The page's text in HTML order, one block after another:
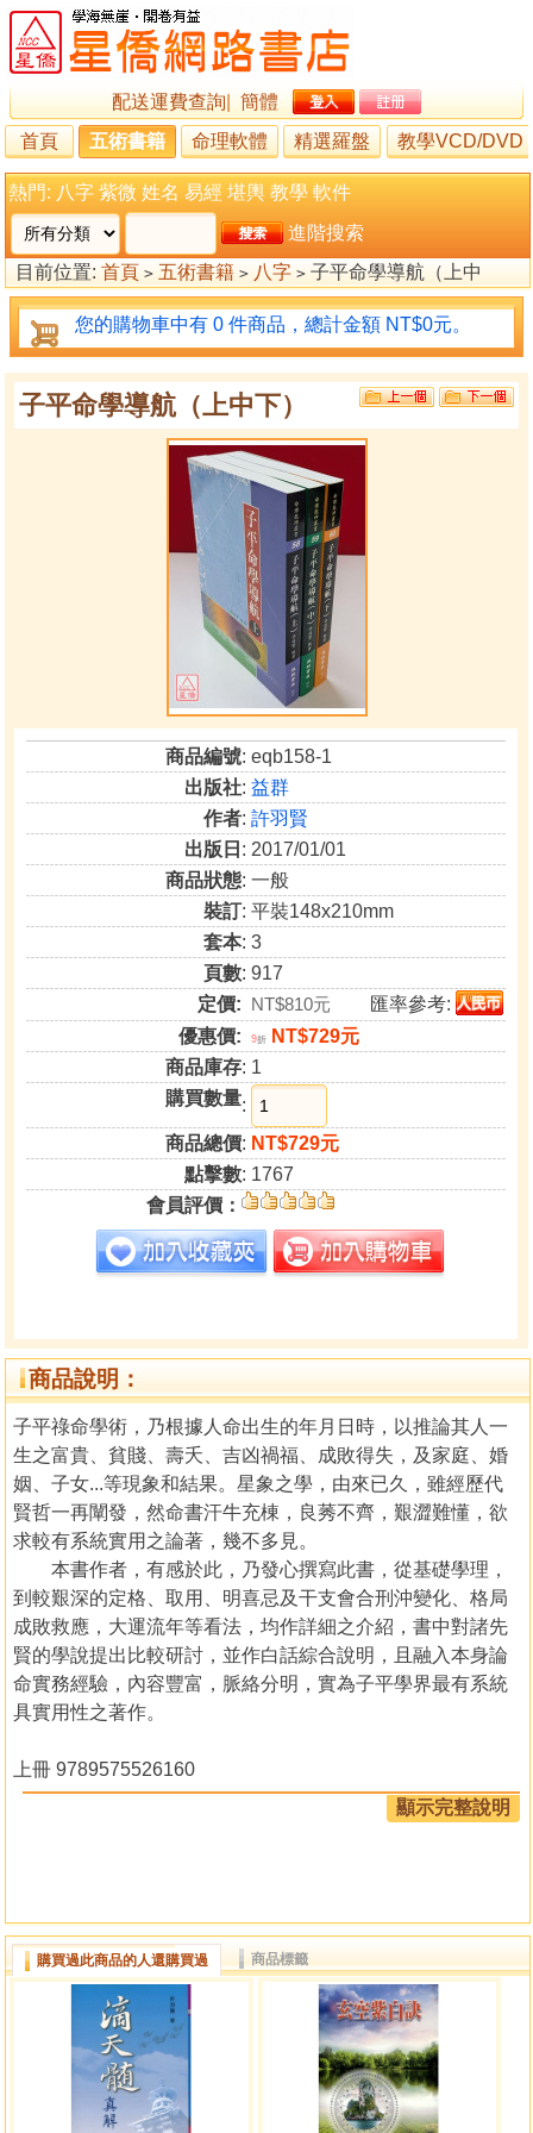
配送運費查詢
簡體
首頁
五術書籍 命理軟體 精選羅盤 教學VCD/DVD
熱門: 八字 紫微 姓名 易經 堪輿 教學 軟件
進階搜索
目前位置: 首頁 > 五術書籍 > 八字 > 子平命學導航（上中
下）
您的購物車中有 0 件商品，總計金額 NT$0元。
子平命學導航（上中下）
商品編號: eqb158-1
出版社:益群
作者:許羽賢
出版日 : 2017/01/01
商品狀態: 一般
裝訂: 平裝148x210mm
套本: 3
頁數: 917
定價: NT$810元
匯率參考:
優惠價:
9折
NT$729元
商品庫存: 1
購買數量:
商品總價: NT$729元
點擊數: 1767
會員評價：
商品說明：
子平祿命學術，乃根據人命出生的年月日時，以推論其人一
生之富貴、貧賤、壽夭、吉凶禍福、成敗得失，及家庭、婚
姻、子女...等現象和結果。星象之學，由來已久，雖經歷代
賢哲一再闡發，然命書汗牛充棟，良莠不齊，艱澀難懂，欲
求較有系統實用之論著，幾不多見。
本書作者，有感於此，乃發心撰寫此書，從基礎學理，
到較艱深的定格、取用、明喜忌及干支會合刑沖變化、格局
成敗救應，大運流年等看法，均作詳細之介紹，書中對諸先
賢的學說提出比較研討，並作白話綜合說明，且融入本身論
命實務經驗，內容豐富，脈絡分明，實為子平學界最有系統
具實用性之著作。
上冊 9789575526160
中冊 9789575526177
李序
陳序
門人代表序
第一章 天干地支概說
天干地支起源與組合
顯示完整說明
購買過此商品的人還購買過 商品標籤